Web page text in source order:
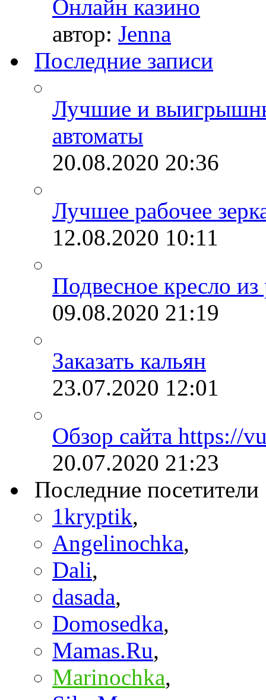
Онлайн казино
автор: Jenna
Последние записи
Лучшие и
автоматы
20.08.2020 20:36
Лучшее рабочее
12.08.2020 10:11
Подвесное кресло из
09.08.2020 21:19
Заказать кальян
23.07.2020 12:01
Обзор сайта https://
20.07.2020 21:23
Последние посетители
1kryptik,
Angelinochka,
Dali,
dasada,
Domosedka,
Mamas.Ru,
Marinochka,